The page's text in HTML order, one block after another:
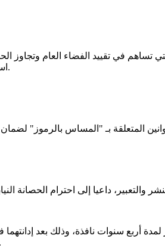
في تقييد الفضاء العام وتجاوز
استقلالية الوظيفة التشريعية.
أربع سنوات نافذة، وذلك بعد
وسائل التواصل الاجتماعي.